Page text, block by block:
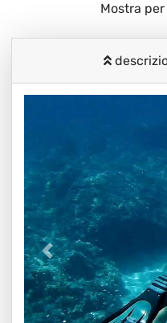
Mostra